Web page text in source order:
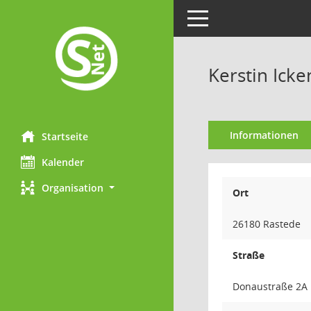
Startseite
Kalender
Organisation
Toggle navigation
Kerstin
Informationen
Ort
26180 Rastede
Straße
Donaustraße 2A